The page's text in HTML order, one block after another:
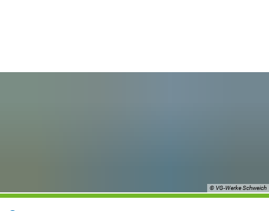
© VG-Werke Schweich